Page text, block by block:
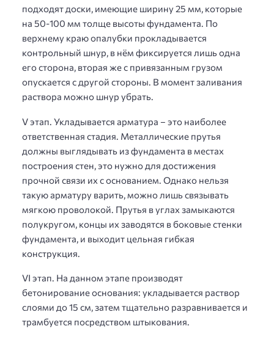
подходят доски, имеющие ширину 25 мм, которые
на 50-100 мм толще высоты фундамента. По
верхнему краю опалубки прокладывается
контрольный шнур, в нём фиксируется лишь одна
его сторона, вторая же с привязанным грузом
опускается с другой стороны. В момент заливания
раствора можно шнур убрать.
V этап. Укладывается арматура – это наиболее
ответственная стадия. Металлические прутья
должны выглядывать из фундамента в местах
построения стен, это нужно для достижения
прочной связи их с основанием. Однако нельзя
такую арматуру варить, можно лишь связывать
мягкою проволокой. Прутья в углах замыкаются
полукругом, концы их заводятся в боковые стенки
фундамента, и выходит цельная гибкая
конструкция.
VI этап. На данном этапе производят
бетонирование основания: укладывается раствор
слоями до 15 см, затем тщательно разравнивается и
трамбуется посредством штыкования.